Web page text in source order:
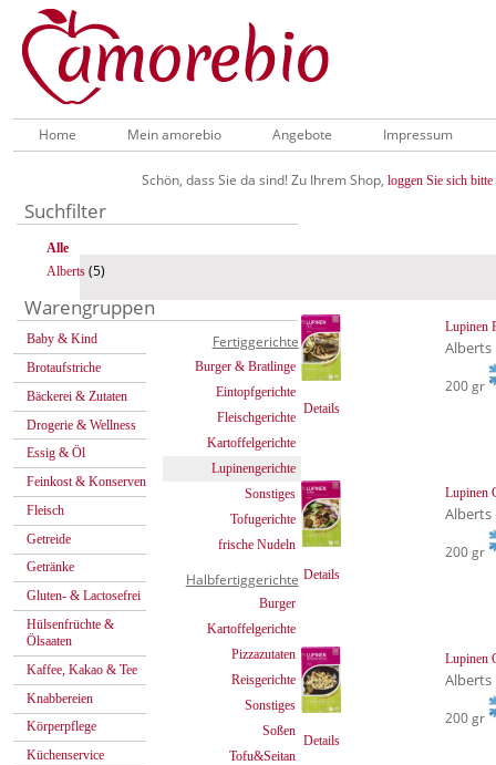
Home Mein amorebio Angebote Impressum
Schön, dass Sie da sind! Zu Ihrem Shop, loggen Sie sich bitte
Suchfilter
Alle
Alberts (5)
Warengruppen
Baby & Kind
Brotaufstriche
Bäckerei & Zutaten
Drogerie & Wellness
Essig & Öl
Feinkost & Konserven
Fleisch
Getreide
Getränke
Gluten- & Lactosefrei
Hülsenfrüchte &
Ölsaaten
Kaffee, Kakao & Tee
Knabbereien
Körperpflege
Küchenservice
Fertiggerichte
Burger & Bratlinge
Eintopfgerichte
Fleischgerichte
Kartoffelgerichte
Lupinengerichte
Sonstiges
Tofugerichte
frische Nudeln
Halbfertiggerichte
Burger
Kartoffelgerichte
Pizzazutaten
Reisgerichte
Sonstiges
Soßen
Tofu&Seitan
Details
Lupinen
Alberts
200 gr
Details
Lupinen
Alberts
200 gr
Details
Lupinen
Alberts
200 gr